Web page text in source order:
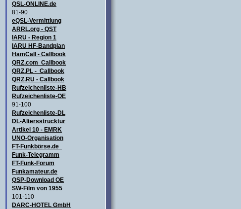
QSL-ONLINE.de
81-90
eQSL-Vermittlung
ARRL.org - QST
IARU - Region 1
IARU HF-Bandplan
HamCall - Callbook
QRZ.com Callbook
QRZ.PL - Callbook
QRZ.RU - Callbook
Rufzeichenliste-HB
Rufzeichenliste-OE
91-100
Rufzeichenliste-DL
DL-Altersstrucktur
Artikel 10 - EMRK
UNO-Organisation
FT-Funkbörse.de
Funk-Telegramm
FT-Funk-Forum
Funkamateur.de
QSP-Download OE
SW-Film von 1955
101-110
DARC-HOTEL GmbH